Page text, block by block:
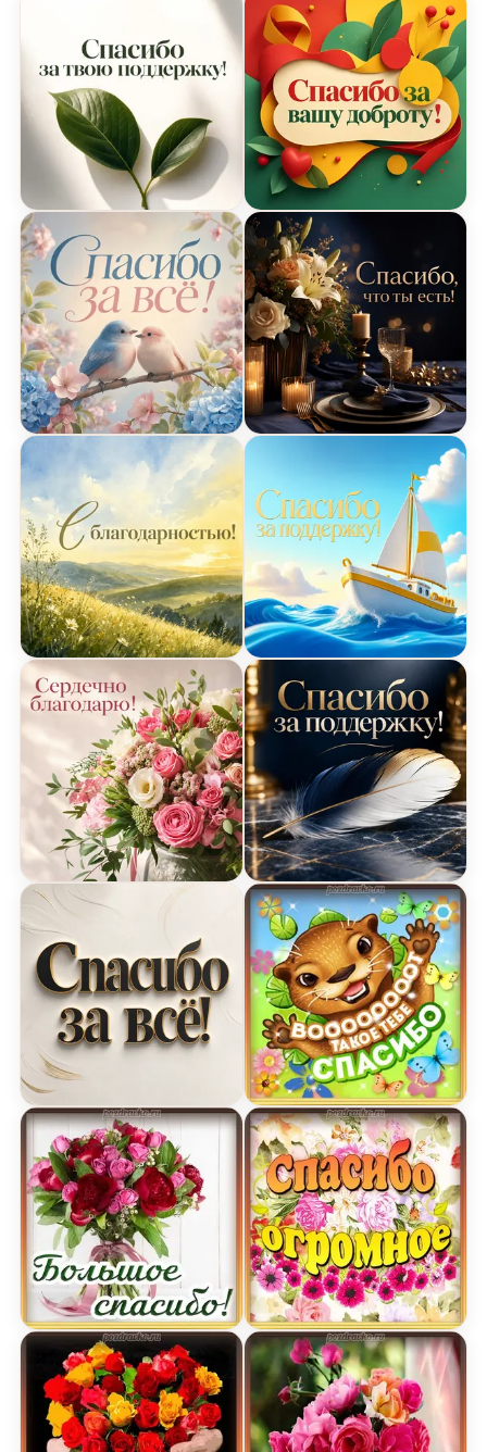
Минималистичная открытка Спасибо
Пастельная открытка Спасибо с птичками
Акварельная открытка Спасибо
Цветочная открытка Спасибо
Современная открытка Спасибо
Красивая открытка большое спасибо с вазой
Яркая открытка Спасибо
Кинематографическая
3D открытка Спасибо с
Открытка Спасибо с
Картинка спасибо
Картинка спасибо